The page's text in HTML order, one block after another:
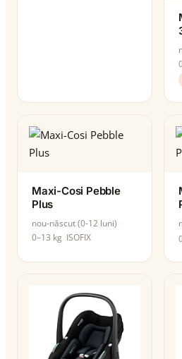
Maxi-Cosi Pebble
Plus
nou-născut (0-12 luni)
0–13 kg ISOFIX